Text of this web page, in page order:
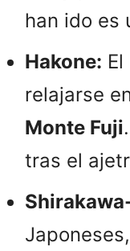
han ido es
Hakone:
relajarse
Monte Fuji
tras el